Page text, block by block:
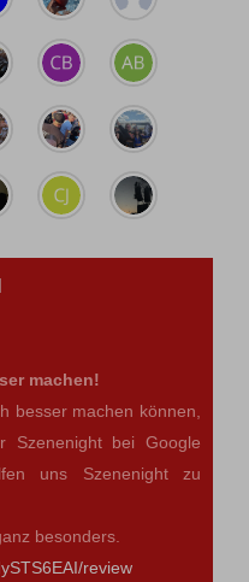
machen!
besser machen können,
Szenenight bei Google
uns Szenenight zu
besonders.
review